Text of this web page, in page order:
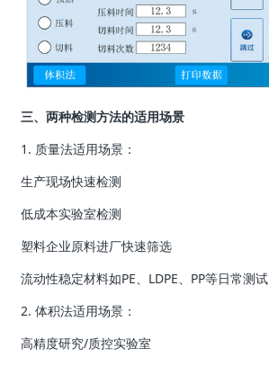
三、两种检测方法的适用场景
1. 质量法适用场景：
生产现场快速检测
低成本实验室检测
塑料企业原料进厂快速筛选
流动性稳定材料如PE、LDPE、PP等日常测试
2. 体积法适用场景：
高精度研究/质控实验室